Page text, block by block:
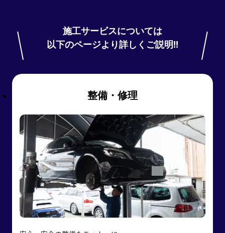
施工サービスについては
以下のページより詳しくご説明!!
整備・修理